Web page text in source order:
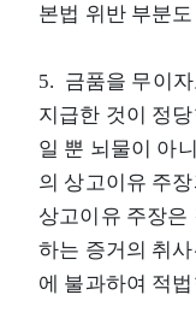
본법 위반 부분
5. 금품을 무이
지급한 것이 정
일 뿐 뇌물이 아
의 상고이유 주
상고이유 주장은
하는 증거의 취
에 불과하여 적